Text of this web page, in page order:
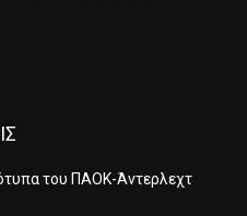
του ΠΑΟΚ-Άντερλεχτ